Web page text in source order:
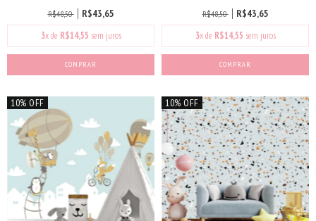
R$48,50 R$43,65
3x de R$14,55 sem juros
COMPRAR
R$48,50 R$43,65
3x de R$14,55 sem juros
COMPRAR
10% OFF 10% OFF